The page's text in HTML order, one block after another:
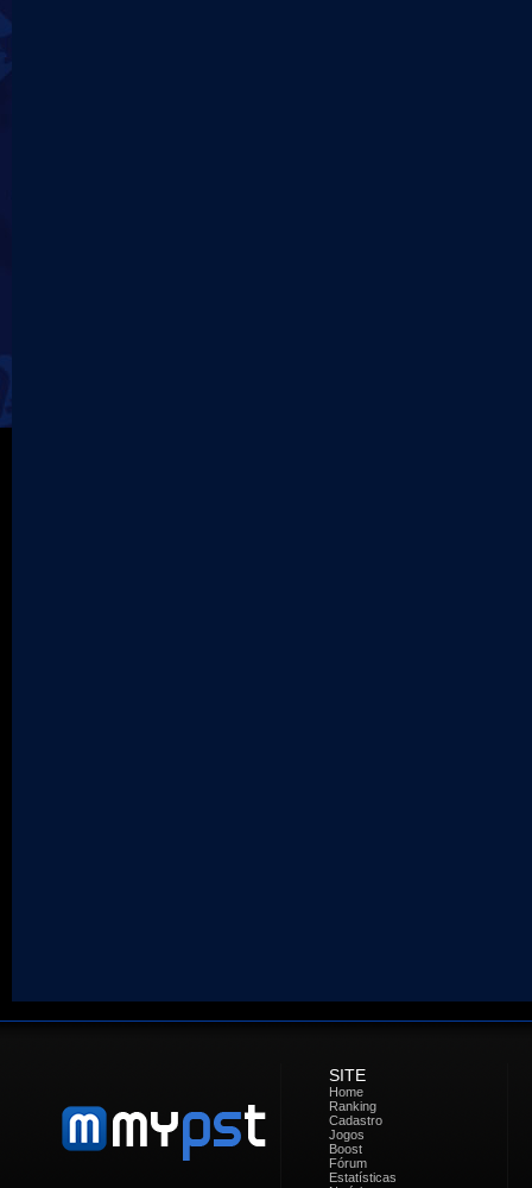
SITE
Home
Ranking
Cadastro
Jogos
Boost
Fórum
Estatísticas